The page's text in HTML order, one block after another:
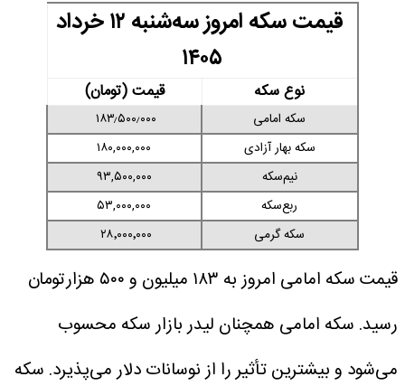
قیمت سکه امروز سه‌شنبه ۱۲ خرداد
۱۴۰۵
نوع سکه قیمت (تومان)
سکه امامی
۱۸۳٫۵۰۰٫۰۰۰
سکه بهار آزادی
۱۸۰,۰۰۰,۰۰۰
نیم‌سکه
۹۳,۵۰۰,۰۰۰
ربع‌سکه
۵۳,۰۰۰,۰۰۰
سکه گرمی
۲۸٬۰۰۰٬۰۰۰
قیمت سکه امامی امروز به ۱۸۳ میلیون و ۵۰۰ هزارتومان
رسید. سکه امامی همچنان لیدر بازار سکه محسوب
می‌شود و بیشترین تأثیر را از نوسانات دلار می‌پذیرد. سکه